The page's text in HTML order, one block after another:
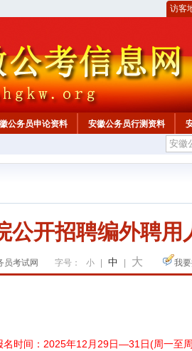
访客
公务员申论资料 安徽公务员行测资料
公开招聘编外聘用
员考试网 字号： 小 中 大 我
名时间：2025年12月29日—31日(周一至